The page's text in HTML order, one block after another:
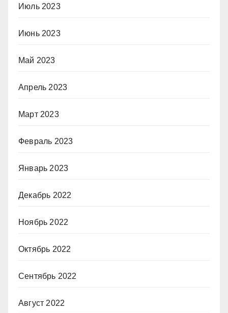
Июль 2023
Июнь 2023
Май 2023
Апрель 2023
Март 2023
Февраль 2023
Январь 2023
Декабрь 2022
Ноябрь 2022
Октябрь 2022
Сентябрь 2022
Август 2022